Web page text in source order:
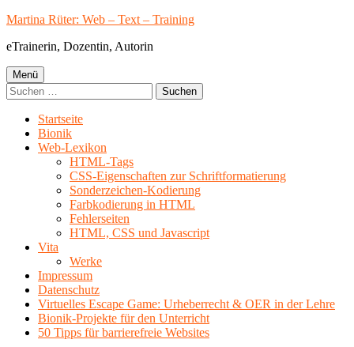
Springe
Inhalt
Martina Rüter: Web – Text – Training
eTrainerin, Dozentin, Autorin
Primäres
Menü
Menü
Suchen
nach:
Startseite
Bionik
Web-Lexikon
HTML-Tags
CSS-Eigenschaften zur Schriftformatierung
Sonderzeichen-Kodierung
Farbkodierung in HTML
Fehlerseiten
HTML, CSS und Javascript
Vita
Werke
Impressum
Datenschutz
Virtuelles Escape Game: Urheberrecht & OER in der Lehre
Bionik-Projekte für den Unterricht
50 Tipps für barrierefreie Websites